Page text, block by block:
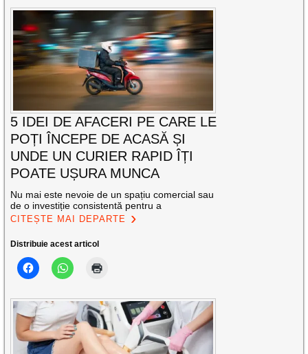
5 IDEI DE AFACERI PE CARE LE
POȚI ÎNCEPE DE ACASĂ ȘI
UNDE UN CURIER RAPID ÎȚI
POATE UȘURA MUNCA
Nu mai este nevoie de un spațiu comercial sau
de o investiție consistentă pentru a
CITEȘTE MAI DEPARTE
Distribuie acest articol